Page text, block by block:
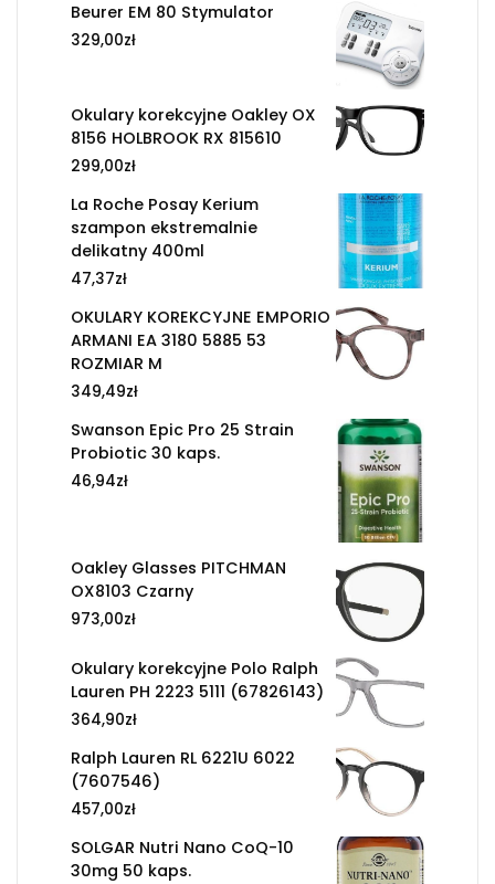
Beurer EM 80 Stymulator
329,00zł
Okulary korekcyjne Oakley OX
8156 HOLBROOK RX 815610
299,00zł
La Roche Posay Kerium
szampon ekstremalnie
delikatny 400ml
47,37zł
OKULARY KOREKCYJNE EMPORIO
ARMANI EA 3180 5885 53
ROZMIAR M
349,49zł
Swanson Epic Pro 25 Strain
Probiotic 30 kaps.
46,94zł
Oakley Glasses PITCHMAN
OX8103 Czarny
973,00zł
Okulary korekcyjne Polo Ralph
Lauren PH 2223 5111 (67826143)
364,90zł
Ralph Lauren RL 6221U 6022
(7607546)
457,00zł
SOLGAR Nutri Nano CoQ-10
30mg 50 kaps.